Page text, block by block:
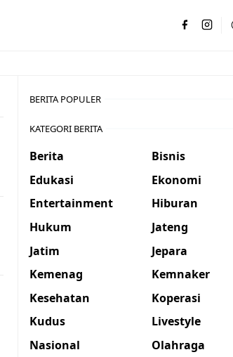
BERITA POPULER
KATEGORI BERITA
Berita
Bisnis
Edukasi
Ekonomi
Entertainment
Hiburan
Hukum
Jateng
Jatim
Jepara
Kemenag
Kemnaker
Kesehatan
Koperasi
Kudus
Livestyle
Nasional
Olahraga